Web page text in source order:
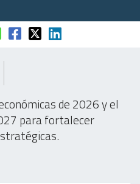
de 2026 y el
para fortalecer